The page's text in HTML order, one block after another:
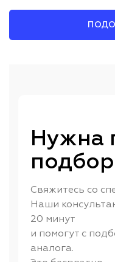
Нужна
Свяжитесь со
Наши
20 минут
и помогут с
аналога.